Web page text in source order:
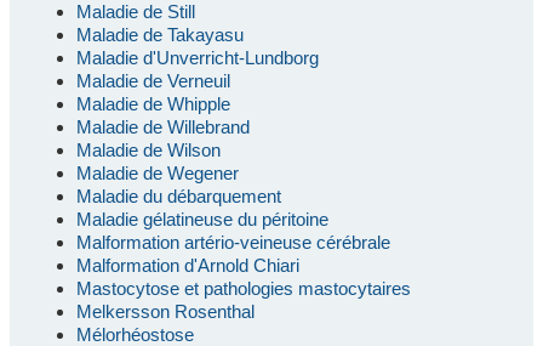
Maladie de Still
Maladie de Takayasu
Maladie d'Unverricht-Lundborg
Maladie de Verneuil
Maladie de Whipple
Maladie de Willebrand
Maladie de Wilson
Maladie de Wegener
Maladie du débarquement
Maladie gélatineuse du péritoine
Malformation artério-veineuse cérébrale
Malformation d'Arnold Chiari
Mastocytose et pathologies mastocytaires
Melkersson Rosenthal
Mélorhéostose